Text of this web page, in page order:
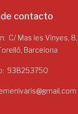
contacto
C/ Mas les Vinyes, 8,
Barcelona
938253750